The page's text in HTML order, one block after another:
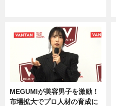
MEGUMIが美容男子を激励！
市場拡大でプロ人材の育成に